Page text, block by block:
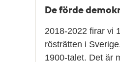
De förde
2018-2022 firar vi
rösträtten i
1900-talet. Det är